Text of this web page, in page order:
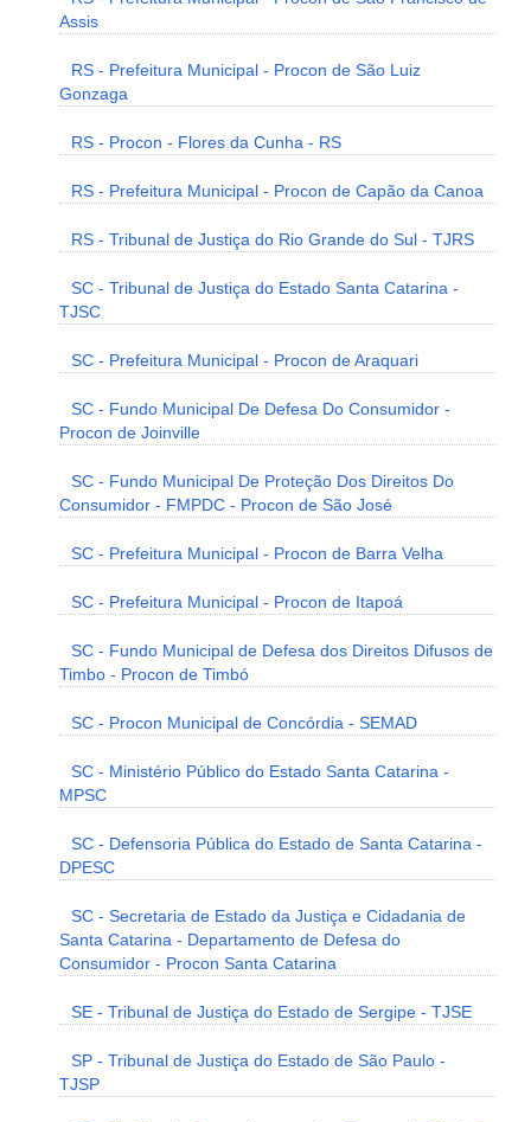
Assis
RS - Prefeitura Municipal - Procon de São Luiz
Gonzaga
RS - Procon - Flores da Cunha - RS
RS - Prefeitura Municipal - Procon de Capão da Canoa
RS - Tribunal de Justiça do Rio Grande do Sul - TJRS
SC - Tribunal de Justiça do Estado Santa Catarina -
TJSC
SC - Prefeitura Municipal - Procon de Araquari
SC - Fundo Municipal De Defesa Do Consumidor -
Procon de Joinville
SC - Fundo Municipal De Proteção Dos Direitos Do
Consumidor - FMPDC - Procon de São José
SC - Prefeitura Municipal - Procon de Barra Velha
SC - Prefeitura Municipal - Procon de Itapoá
SC - Fundo Municipal de Defesa dos Direitos Difusos de
Timbo - Procon de Timbó
SC - Procon Municipal de Concórdia - SEMAD
SC - Ministério Público do Estado Santa Catarina -
MPSC
SC - Defensoria Pública do Estado de Santa Catarina -
DPESC
SC - Secretaria de Estado da Justiça e Cidadania de
Santa Catarina - Departamento de Defesa do
Consumidor - Procon Santa Catarina
SE - Tribunal de Justiça do Estado de Sergipe - TJSE
SP - Tribunal de Justiça do Estado de São Paulo -
TJSP